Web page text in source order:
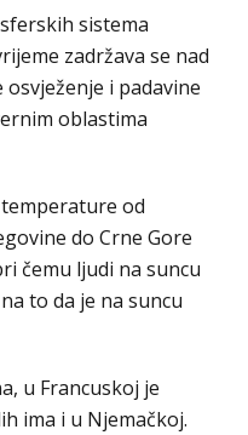
sistema
zadržava se nad
i padavine
oblastima
od
do Crne Gore
čemu ljudi na suncu
to da je na suncu
u Francuskoj je
ima i u Njemačkoj.